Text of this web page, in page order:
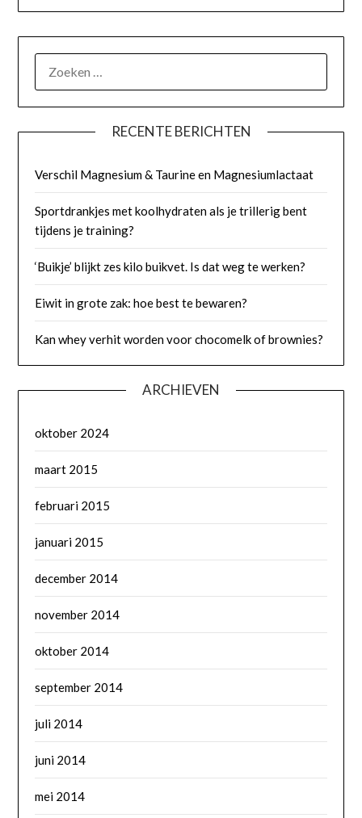
NAAR:
RECENTE BERICHTEN
Verschil Magnesium & Taurine en Magnesiumlactaat
Sportdrankjes met koolhydraten als je trillerig bent
tijdens je training?
‘Buikje’ blijkt zes kilo buikvet. Is dat weg te werken?
Eiwit in grote zak: hoe best te bewaren?
Kan whey verhit worden voor chocomelk of brownies?
ARCHIEVEN
oktober 2024
maart 2015
februari 2015
januari 2015
december 2014
november 2014
oktober 2014
september 2014
juli 2014
juni 2014
mei 2014